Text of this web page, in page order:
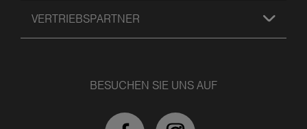
VERTRIEBSPARTNER
BESUCHEN SIE UNS AUF